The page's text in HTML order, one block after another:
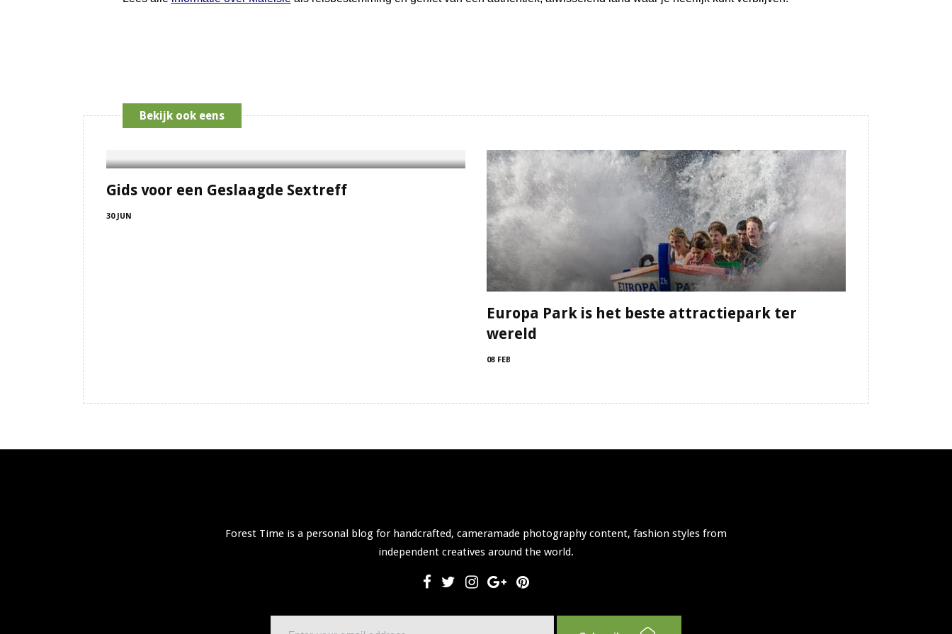
Bekijk ook eens
Gids voor een Geslaagde Sextreff
30 JUN
Europa Park is het beste attractiepark ter
wereld
08 FEB
Forest Time is a personal blog for handcrafted, cameramade photography content, fashion styles from
independent creatives around the world.